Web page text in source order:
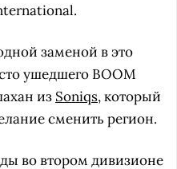
заменой в это
ушедшего BOOM
из Soniqs, который
сменить регион.
во втором дивизионе